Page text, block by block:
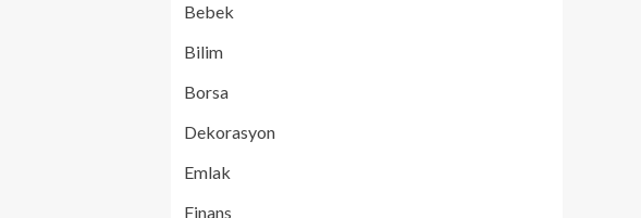
Bebek
Bilim
Borsa
Dekorasyon
Emlak
Finans